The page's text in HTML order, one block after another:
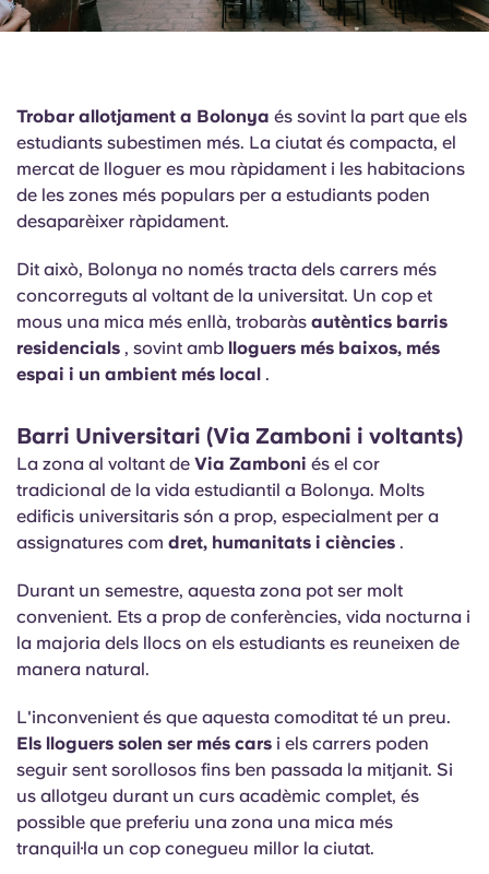
Trobar allotjament a Bolonya és sovint la part que els
estudiants subestimen més. La ciutat és compacta, el
mercat de lloguer es mou ràpidament i les habitacions
de les zones més populars per a estudiants poden
desaparèixer ràpidament.
Dit això, Bolonya no només tracta dels carrers més
concorreguts al voltant de la universitat. Un cop et
mous una mica més enllà, trobaràs autèntics barris
residencials , sovint amb lloguers més baixos, més
espai i un ambient més local .
Barri Universitari (Via Zamboni i voltants)
La zona al voltant de Via Zamboni és el cor
tradicional de la vida estudiantil a Bolonya. Molts
edificis universitaris són a prop, especialment per a
assignatures com dret, humanitats i ciències .
Durant un semestre, aquesta zona pot ser molt
convenient. Ets a prop de conferències, vida nocturna i
la majoria dels llocs on els estudiants es reuneixen de
manera natural.
L'inconvenient és que aquesta comoditat té un preu.
Els lloguers solen ser més cars i els carrers poden
seguir sent sorollosos fins ben passada la mitjanit. Si
us allotgeu durant un curs acadèmic complet, és
possible que preferiu una zona una mica més
tranquil·la un cop conegueu millor la ciutat.